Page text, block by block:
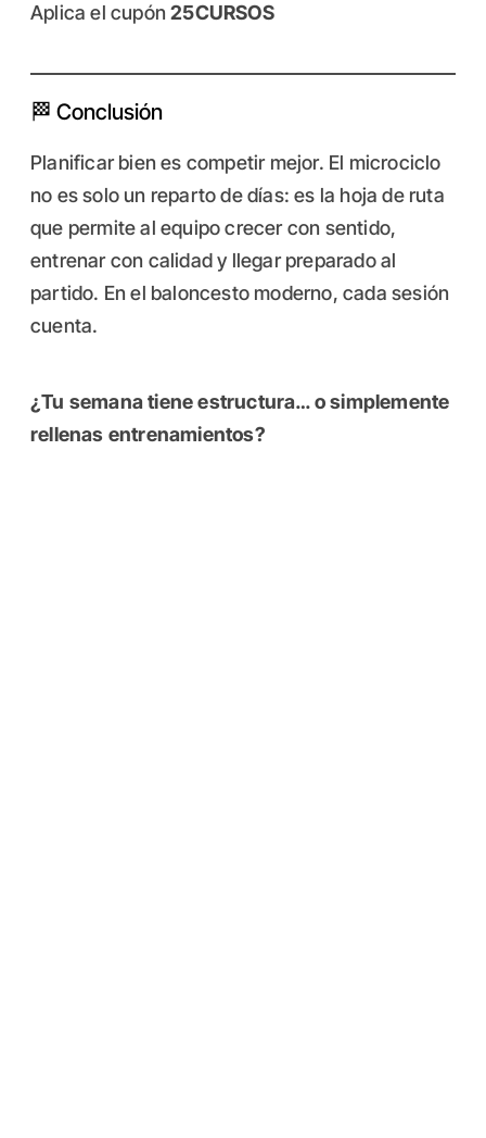
Aplica el cupón25CURSOS
🏁 Conclusión
Planificar bien es competir mejor. El microciclo
no es solo un reparto de días: es la hoja de ruta
que permite al equipo crecer con sentido,
entrenar con calidad y llegar preparado al
partido. En el baloncesto moderno, cada sesión
cuenta.
¿Tu semana tiene estructura… o simplemente
rellenas entrenamientos?